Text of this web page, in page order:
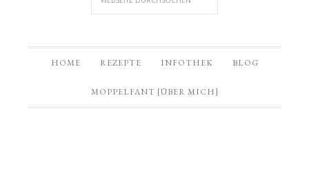
HOME REZEPTE INFOTHEK BLOG
MOPPELFANT [ÜBER MICH]